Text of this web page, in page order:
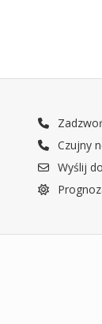
Czujny
Wyślij